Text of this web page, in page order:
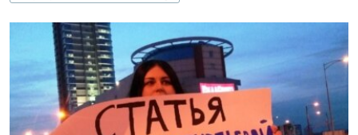
СИБИРЬ.РЕАЛИИ
РАСПИСАНИЕ ВЕЩАНИЯ
ПОДПИШИТЕСЬ НА РАССЫЛКУ